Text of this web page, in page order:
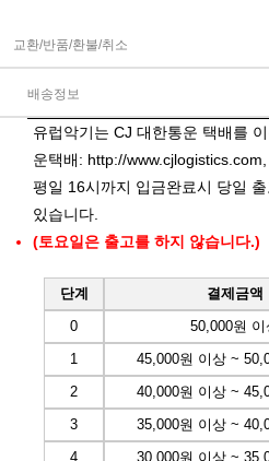
교환/반품/환불/취소
배송정보
유럽악기는 CJ 대한통운 택배를
운택배: http://www.cjlogistics.com
평일 16시까지 입금완료시 당일
있습니다.
(토요일은 출고를 하지 않습니다.)
단계 결제금액
0
50,000원 이
1
45,000원 이상 ~
2
40,000원 이상 ~
3
35,000원 이상 ~
4
30,000원 이상 ~